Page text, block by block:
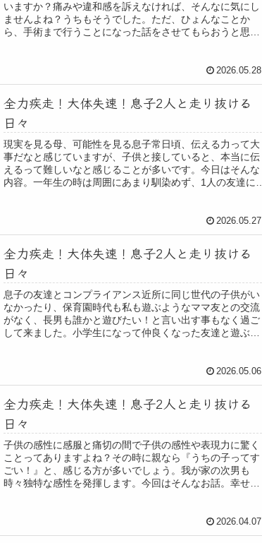
いますか？痛みや違和感を訴えなければ、そんなに気にし
ませんよね？うちもそうでした。ただ、ひょんなことか
ら、手術まで行うことになった話をさせてもらおうと思い
2026.05.28
全力疾走！大体失速！息子2人と走り抜ける
日々
現実を見る母、可能性を見る息子常日頃、伝える力って大
事だなと感じていますが、子供と接していると、本当に伝
えるって難しいなと感じることが多いです。今日はそんな
内容。一年生の時は周囲にあまり馴染めず、1人の友達に固
2026.05.27
全力疾走！大体失速！息子2人と走り抜ける
日々
息子の友達とコンプライアンス近所に同じ世代の子供がい
なかったり、保育園時代も私も遊ぶようなママ友との交流
がなく、長男も誰かと遊びたい！と言い出す事もなく過ご
して来ました。小学生になって仲良くなった友達と遊ぶよ
2026.05.06
全力疾走！大体失速！息子2人と走り抜ける
日々
子供の感性に感服と痛切の間で子供の感性や表現力に驚く
ことってありますよね？その時に親なら『うちの子ってす
ごい！』と、感じる方が多いでしょう。我が家の次男も
時々独特な感性を発揮します。今回はそんなお話。幸せな
2026.04.07